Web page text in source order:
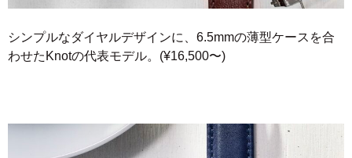
シンプルなダイヤルデザインに、6.5mmの薄型ケースを合
わせたKnotの代表モデル。(¥16,500〜)